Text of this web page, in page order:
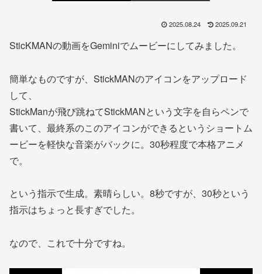
2025.08.24 2025.09.21
SticKMANの動画をGeminiでムービーにしてみました。
簡単なものですが、StickMANのアイコンをアップロード
して、
StickManが飛び跳ねてStickMANという文字を自らペンで
書いて、最終系のこのアイコンができるというショートム
ービーを軽快な音楽がバックに。30秒程度で本格アニメ
で。
という指示で生成。素晴らしい。8秒ですが、30秒という
指示はちょっと長すぎでした。
なので、これで十分ですね。